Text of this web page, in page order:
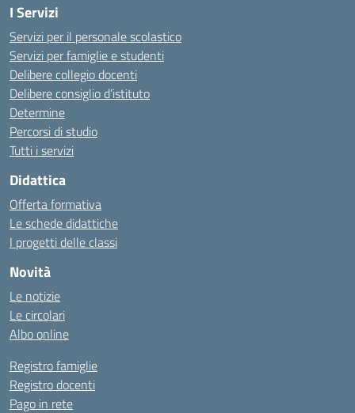
I Servizi
Servizi per il personale scolastico
Servizi per famiglie e studenti
Delibere collegio docenti
Delibere consiglio d’istituto
Determine
Percorsi di studio
Tutti i servizi
Didattica
Offerta formativa
Le schede didattiche
I progetti delle classi
Novità
Le notizie
Le circolari
Albo online
Registro famiglie
Registro docenti
Pago in rete